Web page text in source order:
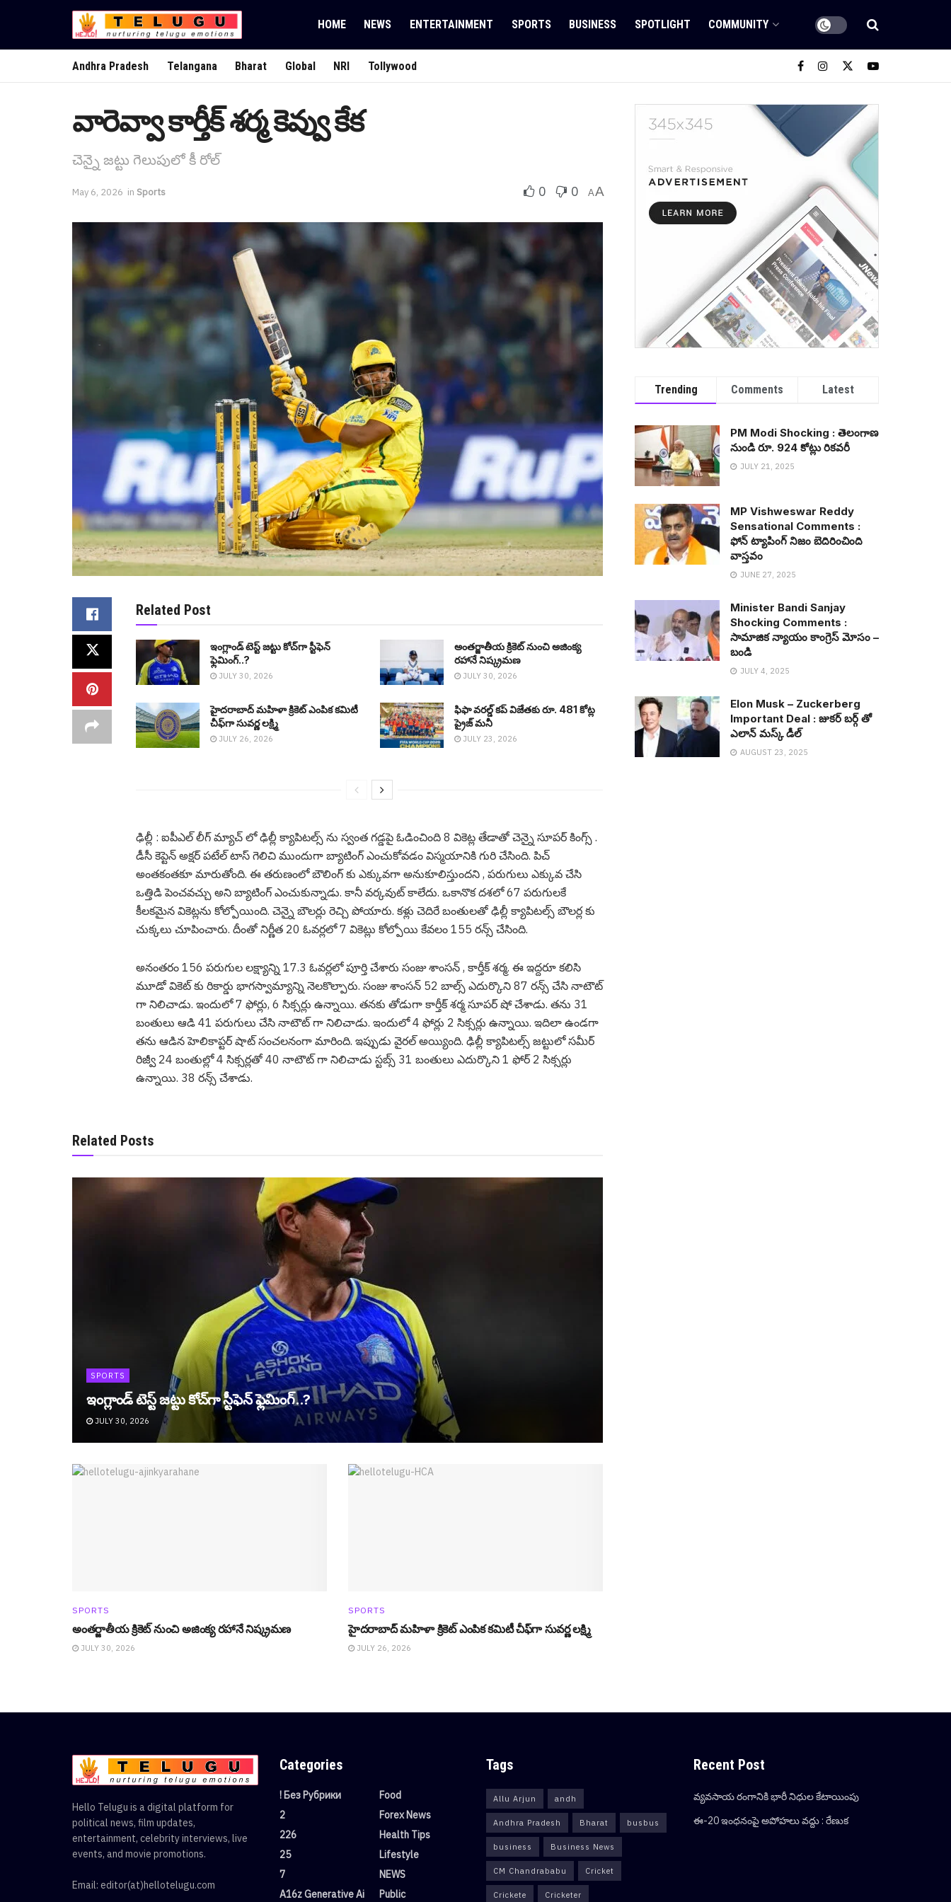
HOME NEWS ENTERTAINMENT SPORTS BUSINESS SPOTLIGHT COMMUNITY
Andhra Pradesh Telangana Bharat Global NRI Tollywood
వారెవ్వా కార్తీక్ శ‌ర్మ కెవ్వు కేక
చెన్నై జ‌ట్టు గెలుపులో కీ రోల్
May 6, 2026 in Sports 0 0 AA
Related Post
ఇంగ్లాండ్ టెస్ట్ జట్టు కోచ్‌గా స్టీఫెన్
ఫ్లెమింగ్..?
JULY 30, 2026
అంతర్జాతీయ క్రికెట్ నుంచి అజింక్య
రహానే నిష్క్ర‌మ‌ణ‌
JULY 30, 2026
హైదరాబాద్ మహిళా క్రికెట్ ఎంపిక కమిటీ
చీఫ్‌గా సువర్ణ లక్ష్మి
JULY 26, 2026
ఫిఫా వ‌ర‌ల్డ్ క‌ప్ విజేతకు రూ. 481 కోట్ల
ప్రైజ్ మ‌నీ
JULY 23, 2026
ఢిల్లీ : ఐపీఎల్ లీగ్ మ్యాచ్ లో ఢిల్లీ క్యాపిట‌ల్స్ ను స్వంత గ‌డ్డపై ఓడించింది 8 వికెట్ల తేడాతో చెన్నై సూప‌ర్ కింగ్స్ .
డీసీ కెప్టెన్ అక్ష‌ర్ ప‌టేల్ టాస్ గెలిచి ముందుగా బ్యాటింగ్ ఎంచుకోవ‌డం విస్మయానికి గురి చేసింది. పిచ్
అంత‌కంత‌కూ మారుతోంది. ఈ త‌రుణంలో బౌలింగ్ కు ఎక్కువ‌గా అనుకూలిస్తుంద‌ని , ప‌రుగులు ఎక్కువ చేసి
ఒత్తిడి పెంచ‌వ‌చ్చు అని బ్యాటింగ్ ఎంచుకున్నాడు. కానీ వ‌ర్క‌వుట్ కాలేదు. ఒకానొక ద‌శ‌లో 67 ప‌రుగులకే
కీల‌క‌మైన వికెట్ల‌ను కోల్పోయింది. చెన్నై బౌల‌ర్లు రెచ్చి పోయారు. క‌ళ్లు చెదిరే బంతుల‌తో ఢిల్లీ క్యాపిట‌ల్స్ బౌల‌ర్ల కు
చుక్క‌లు చూపించారు. దీంతో నిర్ణీత 20 ఓవ‌ర్ల‌లో 7 వికెట్లు కోల్పోయి కేవ‌లం 155 ర‌న్స్ చేసింది.
అనంత‌రం 156 ప‌రుగుల లక్ష్యాన్ని 17.3 ఓవ‌ర్ల‌లో పూర్తి చేశారు సంజు శాంస‌న్ , కార్తీక్ శ‌ర్మ‌. ఈ ఇద్ద‌రూ క‌లిసి
మూడో వికెట్ కు రికార్డు భాగ‌స్వామ్యాన్ని నెల‌కొల్పారు. సంజు శాంస‌న్ 52 బాల్స్ ఎదుర్కొని 87 ర‌న్స్ చేసి నాటౌట్
గా నిలిచాడు. ఇందులో 7 ఫోర్లు, 6 సిక్స‌ర్లు ఉన్నాయి. త‌న‌కు తోడుగా కార్తీక్ శ‌ర్మ సూప‌ర్ షో చేశాడు. త‌ను 31
బంతులు ఆడి 41 ప‌రుగులు చేసి నాటౌట్ గా నిలిచాడు. ఇందులో 4 ఫోర్లు 2 సిక్స‌ర్లు ఉన్నాయి. ఇదిలా ఉండ‌గా
త‌ను ఆడిన హెలికాప్ట‌ర్ షాట్ సంచ‌ల‌నంగా మారింది. ఇప్పుడు వైర‌ల్ అయ్యింది. ఢిల్లీ క్యాపిట‌ల్స్ జ‌ట్టులో స‌మీర్
రిజ్వీ 24 బంతుల్లో 4 సిక్స‌ర్ల‌తో 40 నాటౌట్ గా నిలిచాడు స్ట‌బ్స్ 31 బంతులు ఎదుర్కొని 1 ఫోర్ 2 సిక్స‌ర్లు
ఉన్నాయి. 38 ర‌న్స్ చేశాడు.
Related Posts
SPORTS
ఇంగ్లాండ్ టెస్ట్ జట్టు కోచ్‌గా స్టీఫెన్ ఫ్లెమింగ్..?
JULY 30, 2026
SPORTS
అంతర్జాతీయ క్రికెట్ నుంచి అజింక్య రహానే నిష్క్ర‌మ‌ణ‌
JULY 30, 2026
SPORTS
హైదరాబాద్ మహిళా క్రికెట్ ఎంపిక కమిటీ చీఫ్‌గా సువర్ణ లక్ష్మి
JULY 26, 2026
Trending Comments Latest
PM Modi Shocking : తెలంగాణ
నుండి రూ. 924 కోట్లు రిక‌వ‌రీ
JULY 21, 2025
MP Vishweswar Reddy
Sensational Comments :
ఫోన్ ట్యాపింగ్ నిజం బెదిరించింది
వాస్త‌వం
JUNE 27, 2025
Minister Bandi Sanjay
Shocking Comments :
సామాజిక న్యాయం కాంగ్రెస్ మోసం –
బండి
JULY 4, 2025
Elon Musk – Zuckerberg
Important Deal : జుక‌ర్ బ‌ర్గ్ తో
ఎలాన్ మ‌స్క్ డీల్
AUGUST 23, 2025
Hello Telugu is a digital platform for
political news, film updates,
entertainment, celebrity interviews, live
events, and movie promotions.
Email: editor(at)hellotelugu.com
Categories
! Без Рубрики
2
226
25
7
A16z Generative Ai
Food
Forex News
Health Tips
Lifestyle
NEWS
Public
Tags
Allu Arjun andh
Andhra Pradesh Bharat busbus
business Business News
CM Chandrababu Cricket
Crickete Cricketer
Recent Post
వ్య‌వ‌సాయ రంగానికి భారీ నిధుల కేటాయింపు
ఈ-20 ఇంధనంపై అపోహలు వద్దు : రేణుక‌